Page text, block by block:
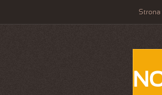
Strona